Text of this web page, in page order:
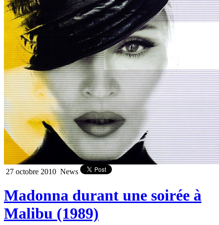
27 octobre 2010 News
Madonna durant une soirée à
Malibu (1989)